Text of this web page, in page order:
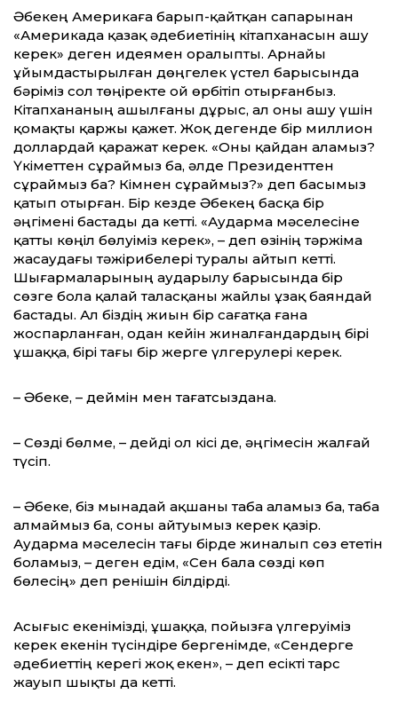
Әбекең Америкаға барып-қайтқан сапарынан
«Америкада қазақ әдебиетінің кітапханасын ашу
керек» деген идеямен оралыпты. Арнайы
ұйымдастырылған дөңгелек үстел барысында
бәріміз сол төңіректе ой өрбітіп отырғанбыз.
Кітапхананың ашылғаны дұрыс, ал оны ашу үшін
қомақты қаржы қажет. Жоқ дегенде бір миллион
доллардай қаражат керек. «Оны қайдан аламыз?
Үкіметтен сұраймыз ба, әлде Президенттен
сұраймыз ба? Кімнен сұраймыз?» деп басымыз
қатып отырған. Бір кезде Әбекең басқа бір
әңгімені бастады да кетті. «Аударма мәселесіне
қатты көңіл бөлуіміз керек», – деп өзінің тәржіма
жасаудағы тәжірибелері туралы айтып кетті.
Шығармаларының аударылу барысында бір
сөзге бола қалай таласқаны жайлы ұзақ баяндай
бастады. Ал біздің жиын бір сағатқа ғана
жоспарланған, одан кейін жиналғандардың бірі
ұшаққа, бірі тағы бір жерге үлгерулері керек.
– Әбеке, – деймін мен тағатсыздана.
– Сөзді бөлме, – дейді ол кісі де, әңгімесін жалғай
түсіп.
– Әбеке, біз мынадай ақшаны таба аламыз ба, таба
алмаймыз ба, соны айтуымыз керек қазір.
Аударма мәселесін тағы бірде жиналып сөз ететін
боламыз, – деген едім, «Сен бала сөзді көп
бөлесің» деп ренішін білдірді.
Асығыс екенімізді, ұшаққа, пойызға үлгеруіміз
керек екенін түсіндіре бергенімде, «Сендерге
әдебиеттің керегі жоқ екен», – деп есікті тарс
жауып шықты да кетті.